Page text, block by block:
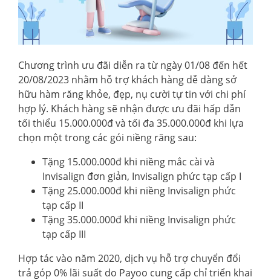
Chương trình ưu đãi diễn ra từ ngày 01/08 đến hết
20/08/2023 nhằm hỗ trợ khách hàng dễ dàng sở
hữu hàm răng khỏe, đẹp, nụ cười tự tin với chi phí
hợp lý. Khách hàng sẽ nhận được ưu đãi hấp dẫn
tối thiểu 15.000.000đ và tối đa 35.000.000đ khi lựa
chọn một trong các gói niềng răng sau:
Tặng 15.000.000đ khi niềng mắc cài và
Invisalign đơn giản, Invisalign phức tạp cấp I
Tặng 25.000.000đ khi niềng Invisalign phức
tạp cấp II
Tặng 35.000.000đ khi niềng Invisalign phức
tạp cấp III
Hợp tác vào năm 2020, dịch vụ hỗ trợ chuyển đổi
trả góp 0% lãi suất do Payoo cung cấp chỉ triển khai